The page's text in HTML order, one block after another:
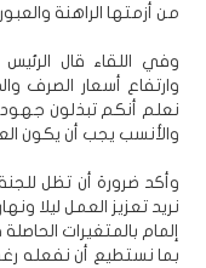
من أزمتها الراهنة
وفي اللقاء قال
وارتفاع أسعار الصرف
نعلم أنكم تبذلون
والأنسب يجب أن يكون
وأكد ضرورة أن تظل
نريد تعزيز العمل ليلا
إلمام بالمتغيرات
بما نستطيع أن نفعله